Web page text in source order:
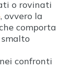
o rovinati
, ovvero la
comporta
confronti